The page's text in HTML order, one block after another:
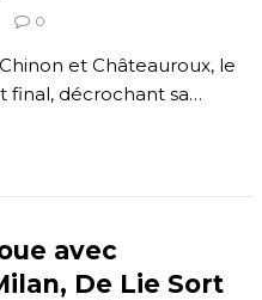
0
et Châteauroux, le
final, décrochant sa…
avec
De Lie Sort